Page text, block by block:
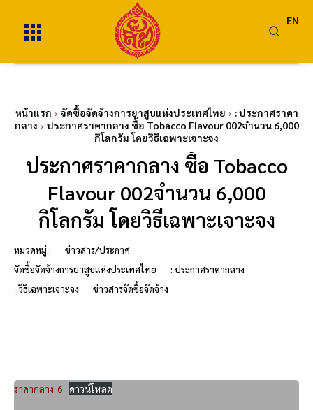
EN
หน้าแรก จัดซื้อจัดจ้างการยาสูบแห่งประเทศไทย
: ประกาศราคา
กลาง
ประกาศราคากลาง ซื้อ Tobacco Flavour 002จำนวน 6,000
กิโลกรัม โดยวิธีเฉพาะเจาะจง
ประกาศราคากลาง ซื้อ Tobacco
Flavour 002จำนวน 6,000
กิโลกรัม โดยวิธีเฉพาะเจาะจง
หมวดหมู่ :
ข่าวสาร/ประกาศ
จัดซื้อจัดจ้างการยาสูบแห่งประเทศไทย
: ประกาศราคากลาง
: วิธีเฉพาะเจาะจง
ข่าวสารจัดซื้อจัดจ้าง
ราคากลาง-6 ดาวน์โหลด